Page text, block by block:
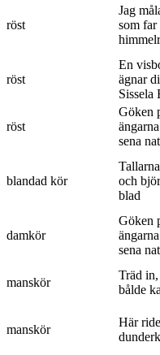
röst
Jag
som
röst
En
ägnar
Sissela
röst
Göken
sena
blandad kör
och
blad
damkör
Göken
sena
manskör
Träd
bålde
manskör
Här